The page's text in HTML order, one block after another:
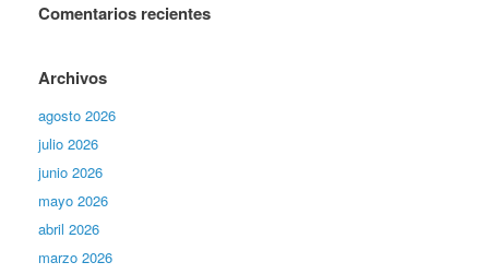
Comentarios recientes
Archivos
agosto 2026
julio 2026
junio 2026
mayo 2026
abril 2026
marzo 2026